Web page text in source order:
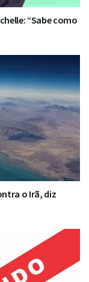
“Sabe como
o Irã, diz